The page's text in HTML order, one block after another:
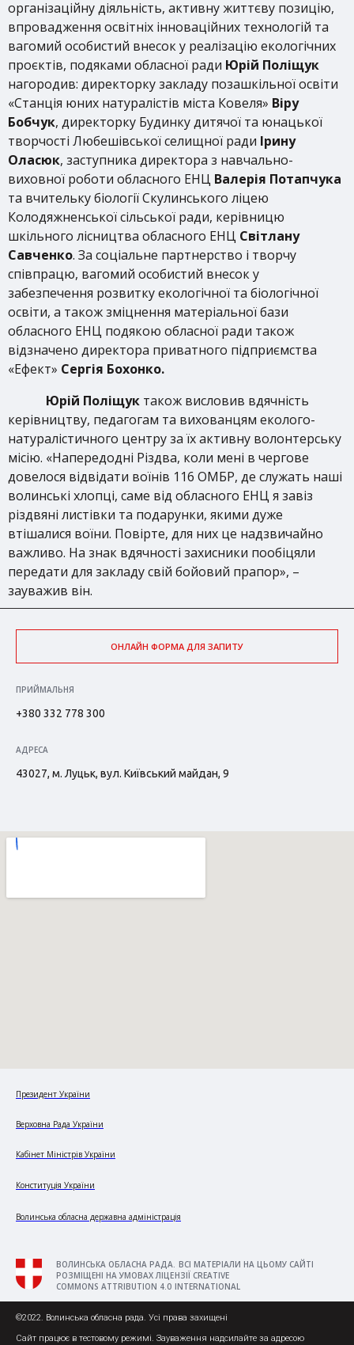
організаційну діяльність, активну життєву позицію,
впровадження освітніх інноваційних технологій та
вагомий особистий внесок у реалізацію екологічних
проєктів, подяками обласної ради Юрій Поліщук
нагородив: директорку закладу позашкільної освіти
«Станція юних натуралістів міста Ковеля» Віру
Бобчук, директорку Будинку дитячої та юнацької
творчості Любешівської селищної ради Ірину
Оласюк, заступника директора з навчально-
виховної роботи обласного ЕНЦ Валерія Потапчука
та вчительку біології Скулинського ліцею
Колодяжненської сільської ради, керівницю
шкільного лісництва обласного ЕНЦ Світлану
Савченко. За соціальне партнерство і творчу
співпрацю, вагомий особистий внесок у
забезпечення розвитку екологічної та біологічної
освіти, а також зміцнення матеріальної бази
обласного ЕНЦ подякою обласної ради також
відзначено директора приватного підприємства
«Ефект» Сергія Бохонко.
Юрій Поліщук також висловив вдячність
керівництву, педагогам та вихованцям еколого-
натуралістичного центру за їх активну волонтерську
місію. «Напередодні Різдва, коли мені в чергове
довелося відвідати воїнів 116 ОМБР, де служать наші
волинські хлопці, саме від обласного ЕНЦ я завіз
різдвяні листівки та подарунки, якими дуже
втішалися воїни. Повірте, для них це надзвичайно
важливо. На знак вдячності захисники пообіцяли
передати для закладу свій бойовий прапор», –
зауважив він.
ОНЛАЙН ФОРМА ДЛЯ ЗАПИТУ
ПРИЙМАЛЬНЯ
+380 332 778 300
АДРЕСА
43027, м. Луцьк, вул. Київський майдан, 9
Президент України
Верховна Рада України
Кабінет Міністрів України
Конституція України
Волинська обласна державна адміністрація
ВОЛИНСЬКА ОБЛАСНА РАДА. ВСІ МАТЕРІАЛИ НА ЦЬОМУ САЙТІ
РОЗМІЩЕНІ НА УМОВАХ ЛІЦЕНЗІЇ CREATIVE
COMMONS ATTRIBUTION 4.0 INTERNATIONAL
©2022. Волинська обласна рада. Усі права захищені
Сайт працює в тестовому режимі. Зауваження надсилайте за адресою